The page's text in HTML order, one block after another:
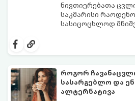
მეან-
ნუტრიციოლოგების
ნივთიერებათა
საკმარისი
სასიცოცხლოდ
უბრალოდ ჩვევის
გამოწვევად რჩება.
დალევა ან მისი
დაგეხმარებათ,
ყოველდღიურ,
აქციოთ.
როგორ
სასარგებლო და
ალტერნატივა